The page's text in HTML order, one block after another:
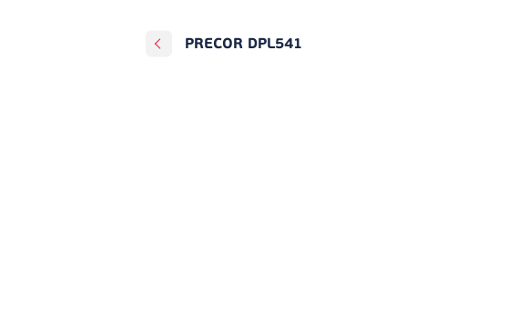
PRECOR DPL541